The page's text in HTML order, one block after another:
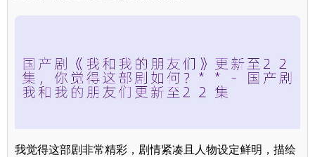
我觉得这部剧非常精彩，剧情紧凑且人物设定鲜明，描绘